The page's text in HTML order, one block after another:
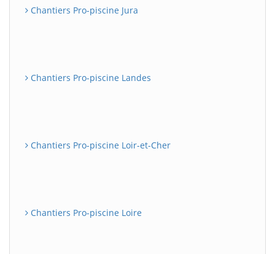
Chantiers Pro-piscine Jura
Chantiers Pro-piscine Landes
Chantiers Pro-piscine Loir-et-Cher
Chantiers Pro-piscine Loire